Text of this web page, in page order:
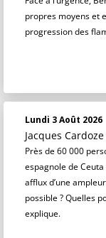
propres moyens et
progression des
Lundi 3 Août 2026
Jacques Cardoze
Près de 60 000
espagnole de
afflux d’une
possible ? Quelles
explique.